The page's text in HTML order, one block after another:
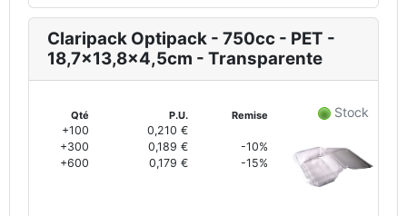
Claripack Optipack - 750cc - PET -
18,7x13,8x4,5cm - Transparente
Qté P.U. Remise
+100
0,210 €
+300
0,189 €
-10%
+600
0,179 € -15%
Stock